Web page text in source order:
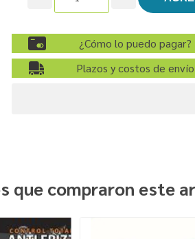
¿Cómo lo puedo pagar?
Plazos y costos de envío
que compraron este